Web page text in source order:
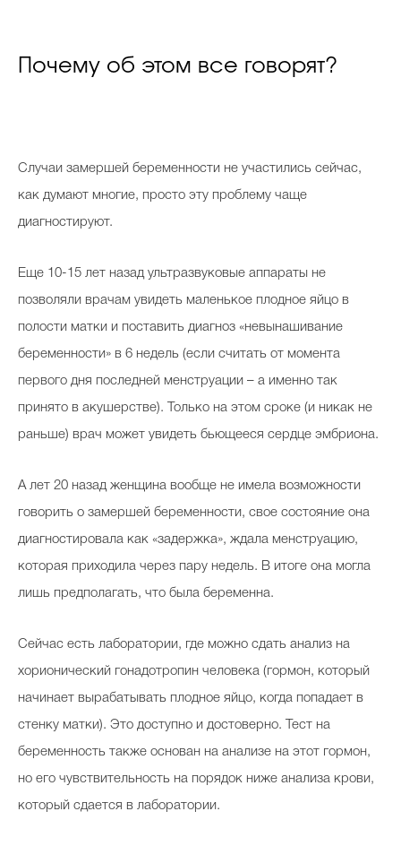
Фотоальбом
Тесты
Викторины
Почему об этом все говорят?
Случаи замершей беременности не участились сейчас,
как думают многие, просто эту проблему чаще
диагностируют.
Еще 10-15 лет назад ультразвуковые аппараты не
позволяли врачам увидеть маленькое плодное яйцо в
полости матки и поставить диагноз «невынашивание
беременности» в 6 недель (если считать от момента
первого дня последней менструации – а именно так
принято в акушерстве). Только на этом сроке (и никак не
раньше) врач может увидеть бьющееся сердце эмбриона.
А лет 20 назад женщина вообще не имела возможности
говорить о замершей беременности, свое состояние она
диагностировала как «задержка», ждала менструацию,
которая приходила через пару недель. В итоге она могла
лишь предполагать, что была беременна.
Сейчас есть лаборатории, где можно сдать анализ на
хорионический гонадотропин человека (гормон, который
начинает вырабатывать плодное яйцо, когда попадает в
стенку матки). Это доступно и достоверно. Тест на
беременность также основан на анализе на этот гормон,
но его чувствительность на порядок ниже анализа крови,
который сдается в лаборатории.